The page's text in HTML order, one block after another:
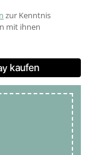
zur Kenntnis
mit ihnen